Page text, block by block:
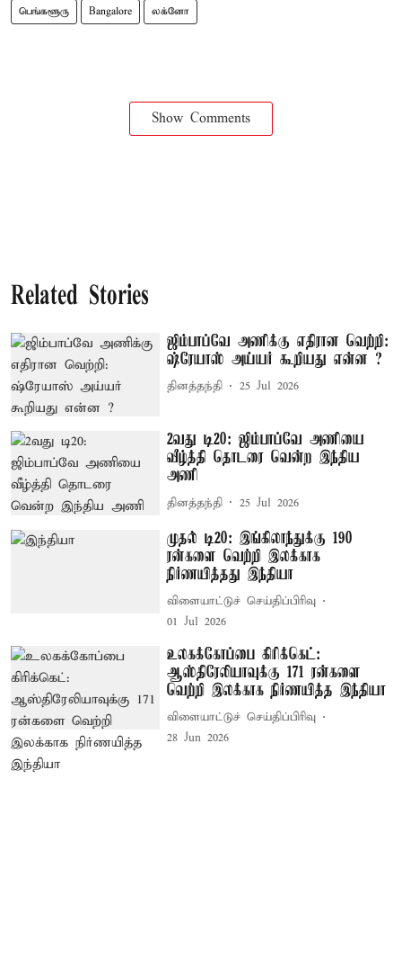
பெங்களூரு Bangalore லக்னோ
Show Comments
Related Stories
ஜிம்பாப்வே அணிக்கு எதிரான வெற்றி:
ஷ்ரேயாஸ் அய்யர் கூறியது என்ன ?
தினத்தந்தி 25 Jul 2026
2வது டி20: ஜிம்பாப்வே அணியை
வீழ்த்தி தொடரை வென்ற இந்திய
அணி
தினத்தந்தி 25 Jul 2026
முதல் டி20: இங்கிலாந்துக்கு 190
ரன்களை வெற்றி இலக்காக
நிர்ணயித்தது இந்தியா
விளையாட்டுச் செய்திப்பிரிவு
01 Jul 2026
உலகக்கோப்பை கிரிக்கெட்:
ஆஸ்திரேலியாவுக்கு 171 ரன்களை
வெற்றி இலக்காக நிர்ணயித்த இந்தியா
விளையாட்டுச் செய்திப்பிரிவு
28 Jun 2026